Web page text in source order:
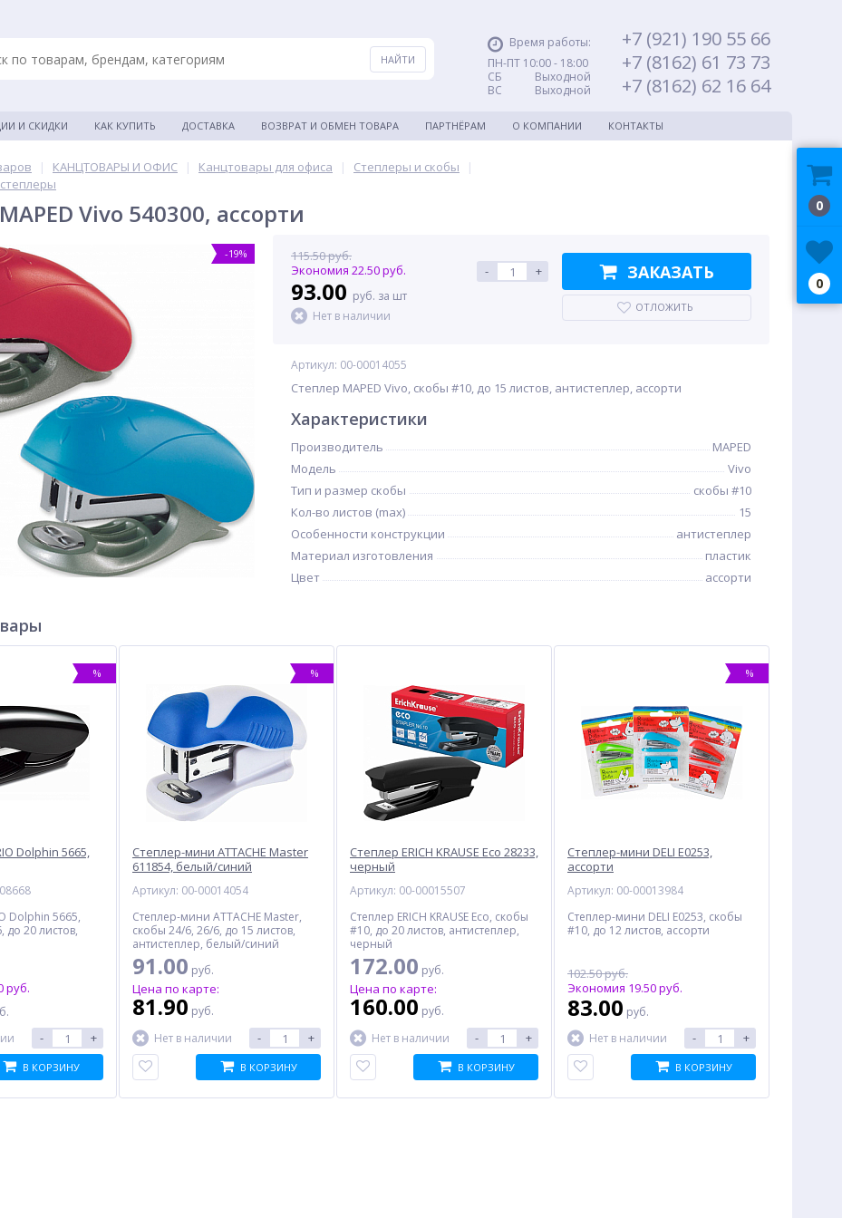
Время работы:
ПН-ПТ 10:00 - 18:00
СБ Выходной
ВС Выходной
+7 (921) 190 55 66
+7 (8162) 61 73 73
+7 (8162) 62 16 64
И СКИДКИ КАК КУПИТЬ ДОСТАВКА ВОЗВРАТ И ОБМЕН ТОВАРА ПАРТНЁРАМ О КОМПАНИИ КОНТАКТЫ
| КАНЦТОВАРЫ И ОФИС | Канцтовары для офиса | Степлеры и скобы
|
Vivo 540300, ассорти
-19%
115.50 руб.
Экономия 22.50 руб.
93.00 руб. за шт
Нет в наличии
- + ЗАКАЗАТЬ
ОТЛОЖИТЬ
Артикул: 00-00014055
Степлер MAPED Vivo, скобы #10, до 15 листов, антистеплер, ассорти
Характеристики
Производитель
MAPED
Модель
Vivo
Тип и размер скобы
скобы #10
Кол-во листов (max)
15
Особенности конструкции
антистеплер
Материал изготовления
пластик
Цвет
ассорти
%
Dolphin 5665,
Dolphin 5665,
до 20 листов,
руб.
- +
В КОРЗИНУ
%
Степлер-мини ATTACHE Master
611854, белый/синий
Артикул: 00-00014054
Степлер-мини ATTACHE Master,
скобы 24/6, 26/6, до 15 листов,
антистеплер, белый/синий
91.00 руб.
Цена по карте:
81.90 руб.
Нет в наличии
- +
В КОРЗИНУ
Степлер ERICH KRAUSE Eco 28233,
черный
Артикул: 00-00015507
Степлер ERICH KRAUSE Eco, скобы
#10, до 20 листов, антистеплер,
черный
172.00 руб.
Цена по карте:
160.00 руб.
Нет в наличии
- +
В КОРЗИНУ
%
Степлер-мини DELI E0253,
ассорти
Артикул: 00-00013984
Степлер-мини DELI E0253, скобы
#10, до 12 листов, ассорти
102.50 руб.
Экономия 19.50 руб.
83.00 руб.
Нет в наличии
- +
В КОРЗИНУ
0
0